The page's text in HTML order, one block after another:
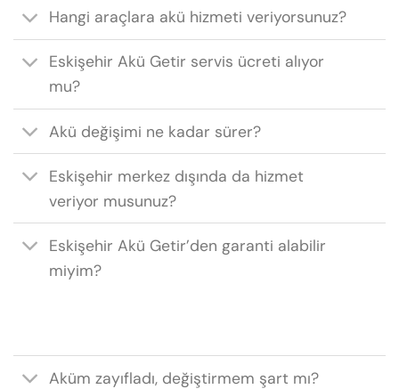
Hangi araçlara akü hizmeti veriyorsunuz?
Eskişehir Akü Getir servis ücreti alıyor
mu?
Akü değişimi ne kadar sürer?
Eskişehir merkez dışında da hizmet
veriyor musunuz?
Eskişehir Akü Getir’den garanti alabilir
miyim?
Aküm zayıfladı, değiştirmem şart mı?